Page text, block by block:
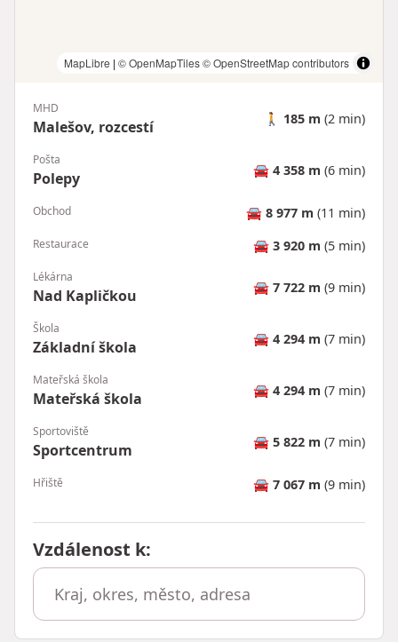
MapLibre | © OpenMapTiles© OpenStreetMap contributors
MHD
Malešov, rozcestí 🚶 185 m (2 min)
Pošta
Polepy 🚘 4 358 m (6 min)
Obchod 🚘 8 977 m (11 min)
Restaurace 🚘 3 920 m (5 min)
Lékárna
Nad Kapličkou 🚘 7 722 m (9 min)
Škola
Základní škola 🚘 4 294 m (7 min)
Mateřská škola
Mateřská škola 🚘 4 294 m (7 min)
Sportoviště
Sportcentrum 🚘 5 822 m (7 min)
Hřiště 🚘 7 067 m (9 min)
Vzdálenost k: